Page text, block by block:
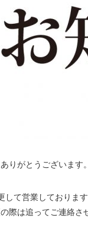
りがとうございます。
して営業しておりま
際は追ってご連絡さ